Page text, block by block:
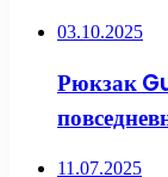
03.10.2025
Рюкзак
11.07.2025